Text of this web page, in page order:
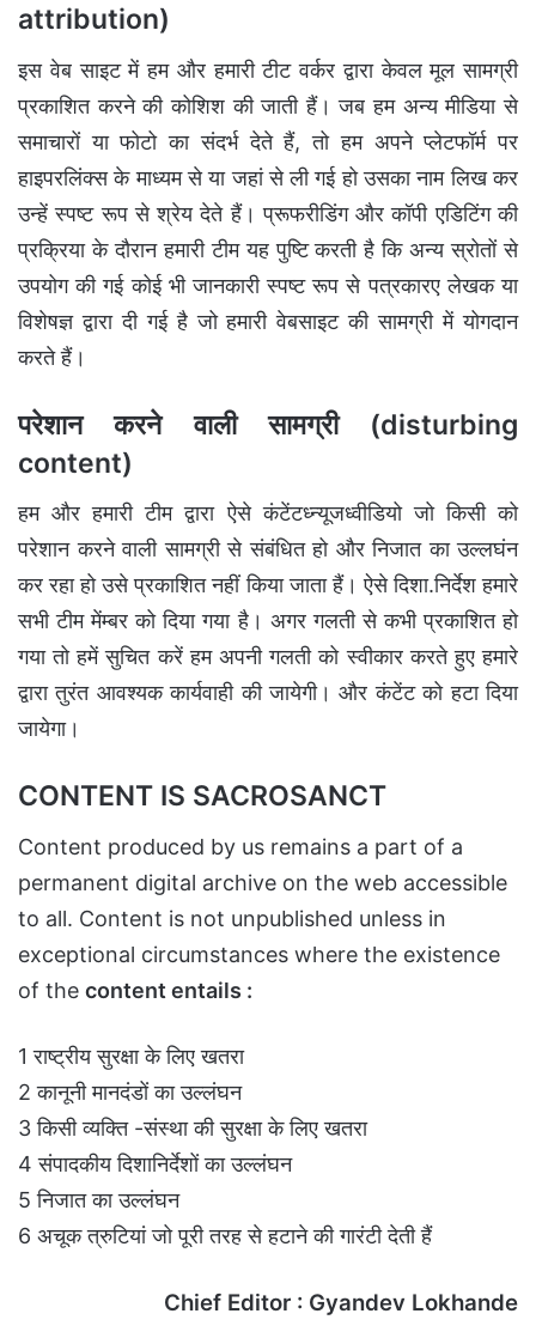
attribution)
इस वेब साइट में हम और हमारी टीट वर्कर द्वारा केवल मूल सामग्री
प्रकाशित करने की कोशिश की जाती हैं। जब हम अन्य मीडिया से
समाचारों या फोटो का संदर्भ देते हैं, तो हम अपने प्लेटफॉर्म पर
हाइपरलिंक्स के माध्यम से या जहां से ली गई हो उसका नाम लिख कर
उन्हें स्पष्ट रूप से श्रेय देते हैं। प्रूफरीडिंग और कॉपी एडिटिंग की
प्रक्रिया के दौरान हमारी टीम यह पुष्टि करती है कि अन्य स्रोतों से
उपयोग की गई कोई भी जानकारी स्पष्ट रूप से पत्रकारए लेखक या
विशेषज्ञ द्वारा दी गई है जो हमारी वेबसाइट की सामग्री में योगदान
करते हैं।
परेशान करने वाली सामग्री (disturbing
content)
हम और हमारी टीम द्वारा ऐसे कंटेंटध्न्यूजध्वीडियो जो किसी को
परेशान करने वाली सामग्री से संबंधित हो और निजात का उल्लघंन
कर रहा हो उसे प्रकाशित नहीं किया जाता हैं। ऐसे दिशा.निर्देश हमारे
सभी टीम मेंम्बर को दिया गया है। अगर गलती से कभी प्रकाशित हो
गया तो हमें सुचित करें हम अपनी गलती को स्वीकार करते हुए हमारे
द्वारा तुरंत आवश्यक कार्यवाही की जायेगी। और कंटेंट को हटा दिया
जायेगा।
CONTENT IS SACROSANCT
Content produced by us remains a part of a
permanent digital archive on the web accessible
to all. Content is not unpublished unless in
exceptional circumstances where the existence
of the content entails :
1 राष्ट्रीय सुरक्षा के लिए खतरा
2 कानूनी मानदंडों का उल्लंघन
3 किसी व्यक्ति -संस्था की सुरक्षा के लिए खतरा
4 संपादकीय दिशानिर्देशों का उल्लंघन
5 निजात का उल्लंघन
6 अचूक त्रुटियां जो पूरी तरह से हटाने की गारंटी देती हैं
Chief Editor : Gyandev Lokhande